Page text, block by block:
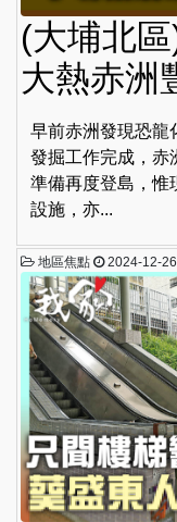
(大埔北
大熱赤洲
早前赤洲發現恐龍
發掘工作完成，赤
準備再度登島，惟
設施，亦...
地區焦點 2024-12-26